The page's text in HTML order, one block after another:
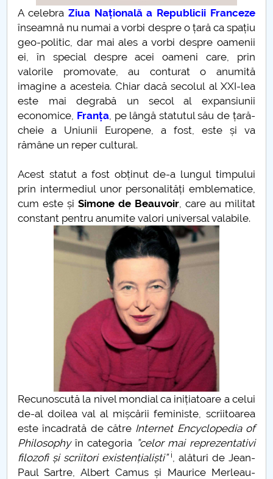
Relații Internaționale
PNRR
Proiect PRIM STUD
Proiect SU-ETIC
Protecția datelor personale
UNIVERSITATE pentru comunitate
IOSUD/CSUD-Doctorate
Comisie de etica unversitară
Evenimente CUP
Accesibilitate pentru studenții cu dizabilități
Raportul Conducerii Centrului Universitar Pitești
privind implementarea Planului Operațional 2020-
Parteneri CUP
Centrul de Consiliere și Orientare în Carieră
Chestionar angajabilitate ALUMNI – UPB
CAR2026
A celebra Ziua Națională a Republicii Franceze
înseamnă nu numai a vorbi despre o țară ca spațiu
geo-politic, dar mai ales a vorbi despre oamenii
ei, în special despre acei oameni care, prin
valorile promovate, au conturat o anumită
imagine a acesteia. Chiar dacă secolul al XXI-lea
este mai degrabă un secol al expansiunii
economice, Franța, pe lângă statutul său de țară-
cheie a Uniunii Europene, a fost, este și va
rămâne un reper cultural.
Acest statut a fost obținut de-a lungul timpului
prin intermediul unor personalități emblematice,
cum este șiSimone de Beauvoir, care au militat
constant pentru anumite valori universal valabile.
Recunoscută la nivel mondial ca inițiatoare a celui
de-al doilea val al mișcării feministe, scriitoarea
este încadrată de către Internet Encyclopedia of
Philosophyîn categoria ”celor mai reprezentativi
filozofi și scriitori existențialiști”i, alături de Jean-
Paul Sartre, Albert Camus și Maurice Merleau-